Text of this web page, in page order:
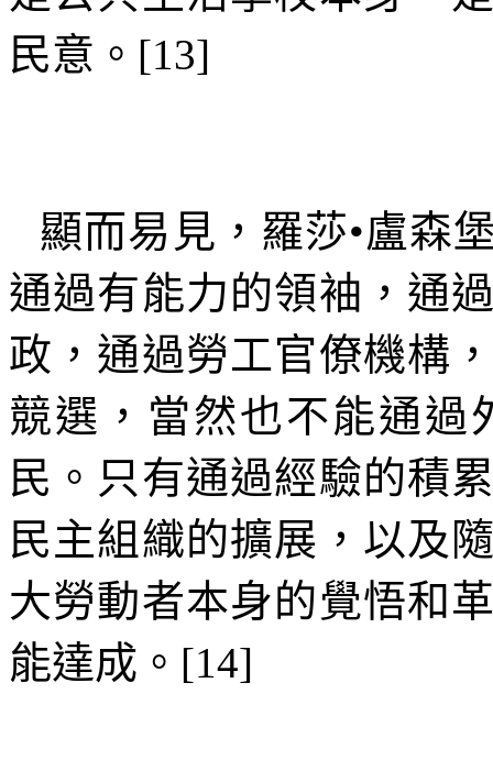
民意。 [13]
顯而易見，羅莎•盧森
通過有能力的領袖，通
政，通過勞工官僚機構
競選，當然也不能通過
民。只有通過經驗的積
民主組織的擴展，以及
大勞動者本身的覺悟和
能達成。 [14]